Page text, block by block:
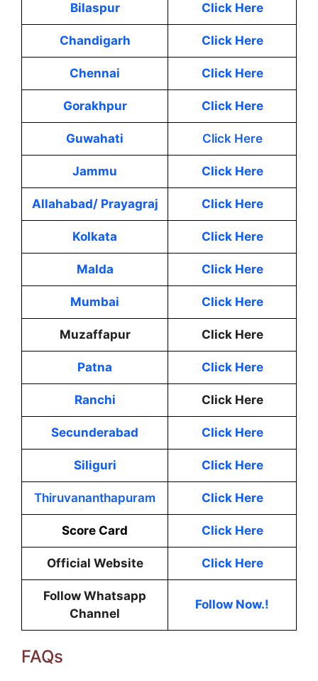
Bilaspur Click Here
Chandigarh Click Here
Chennai Click Here
Gorakhpur Click Here
Guwahati Click Here
Jammu Click Here
Allahabad/ Prayagraj Click Here
Kolkata Click Here
Malda Click Here
Mumbai Click Here
Muzaffapur Click Here
Patna Click Here
Ranchi Click Here
Secunderabad Click Here
Siliguri Click Here
Thiruvananthapuram Click Here
Score Card Click Here
Official Website Click Here
Follow Whatsapp
Channel
Follow Now.!
FAQs